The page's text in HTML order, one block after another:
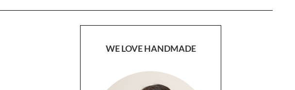
WE LOVE HANDMADE